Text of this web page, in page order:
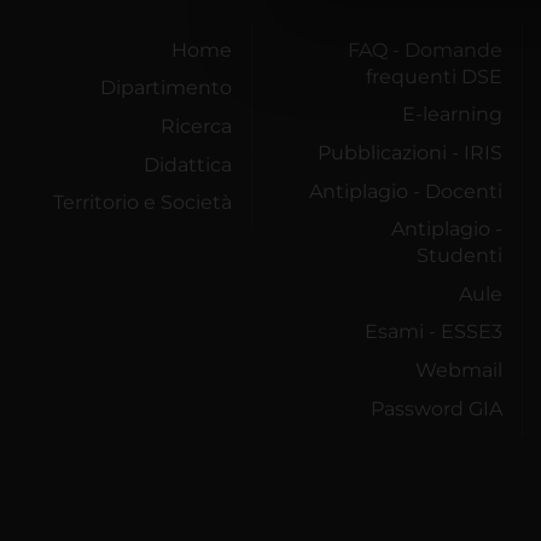
che hanno raccolto dal tuo
Home
Dipartimento
Ricerca
Didattica
Territorio e Società
FAQ - Domande
frequenti DSE
E-learning
Pubblicazioni - IRIS
Antiplagio - Docenti
Antiplagio -
Studenti
Aule
Esami - ESSE3
Webmail
Password GIA